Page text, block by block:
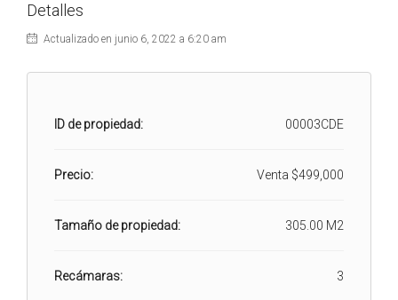
Detalles
Actualizado en junio 6, 2022 a 6:20 am
ID de propiedad: 00003CDE
Precio: Venta $499,000
Tamaño de propiedad: 305.00 M2
Recámaras: 3